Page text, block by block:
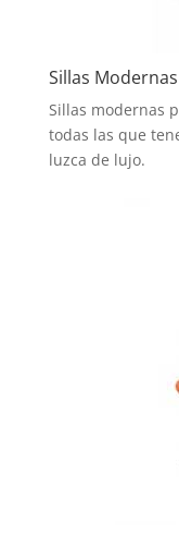
Sillas Modernas
Sillas modernas
todas las que
luzca de lujo.